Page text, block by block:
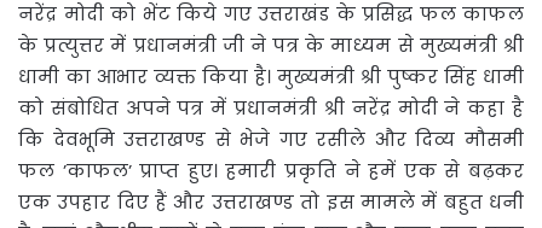
नरेंद्र मोदी को भेंट किये गए उत्तराखंड के प्रसिद्ध फल काफल
के प्रत्युत्तर में प्रधानमंत्री जी ने पत्र के माध्यम से मुख्यमंत्री श्री
धामी का आभार व्यक्त किया है। मुख्यमंत्री श्री पुष्कर सिंह धामी
को संबोधित अपने पत्र में प्रधानमंत्री श्री नरेंद्र मोदी ने कहा है
कि देवभूमि उत्तराखण्ड से भेजे गए रसीले और दिव्य मौसमी
फल ’काफल’ प्राप्त हुए। हमारी प्रकृति ने हमें एक से बढ़कर
एक उपहार दिए हैं और उत्तराखण्ड तो इस मामले में बहुत धनी